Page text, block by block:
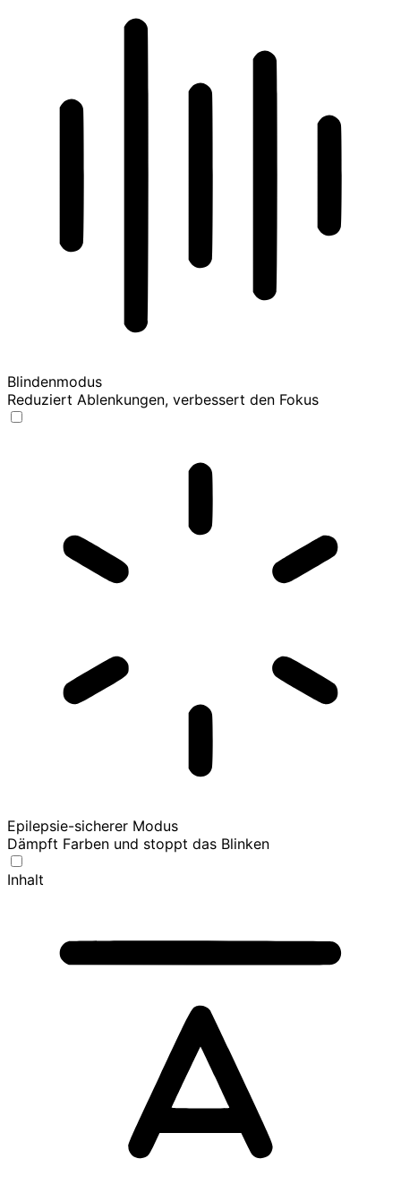
Blindenmodus
Reduziert Ablenkungen, verbessert den Fokus
Epilepsie-sicherer Modus
Dämpft Farben und stoppt das Blinken
Inhalt